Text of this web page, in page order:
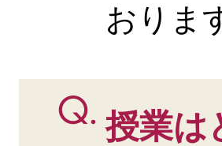
おりま
授業は